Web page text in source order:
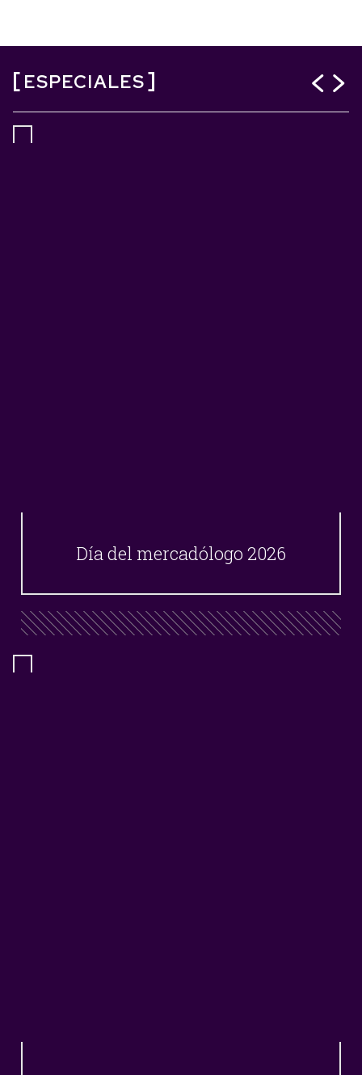
ESPECIALES
Día del mercadólogo 2026